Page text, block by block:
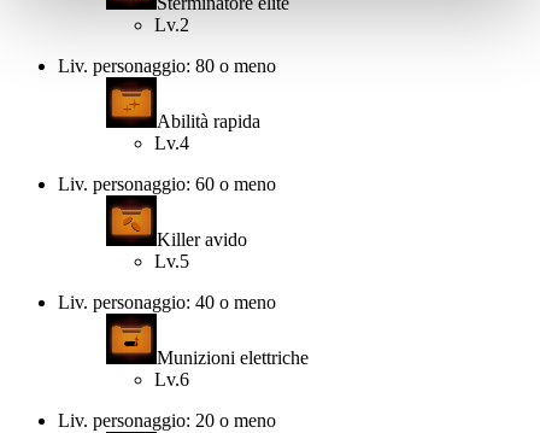
Lv.2
Liv. personaggio: 80 o meno
Abilità rapida
Lv.4
Liv. personaggio: 60 o meno
Killer avido
Lv.5
Liv. personaggio: 40 o meno
Munizioni elettriche
Lv.6
Liv. personaggio: 20 o meno